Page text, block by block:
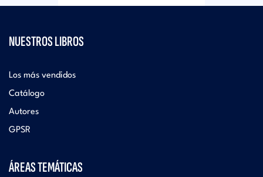
NUESTROS LIBROS
Los más vendidos
Catálogo
Autores
GPSR
ÁREAS TEMÁTICAS